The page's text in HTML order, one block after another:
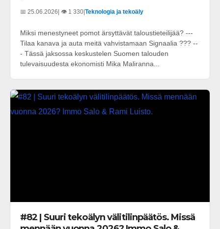
📅 25.06.2026 | 👁️ 1 330 Teknologia ja tekoäly
Miksi menestyneet pomot ärsyttävät taloustieteilijää? ---
Tilaa kanava ja auta meitä vahvistamaan Signaalia ??? --
- Tässä jaksossa keskustelen Suomen talouden
tulevaisuudesta ekonomisti Mika Maliranna...
#82 | Suuri tekoälyn välitilinpäätös. Missä